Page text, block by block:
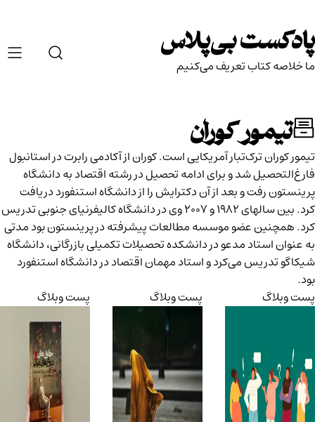
to
content
پادکست بی‌پلاس
ما خلاصه کتاب تعریف می‌کنیم
تیمور کوران
تیمور کوران ترک‌تبار آمریکایی است. کوران از آکادمی رابرت در استانبول
فارغ‌التحصیل شد و برای ادامه تحصیل در رشته اقتصاد به دانشگاه‌
پرینستون رفت و بعد از آن دکترایش را از دانشگاه استنفورد دریافت
کرد. بین سالهای 1982 و 2007 وی در دانشگاه کالیفرنیای جنوبی تدریس
کرد. همچنین عضو موسسه مطالعات پیشرفته در پرینستون بود مدتی
به عنوان استاد مدعو در دانشکده تحصیلات تکمیلی بازرگانی، دانشگاه
شیکاگو تدریس می‌کرد و استاد مهمان اقتصاد در دانشگاه استنفورد
بود.
پست وبلاگ
پست وبلاگ پست وبلاگ